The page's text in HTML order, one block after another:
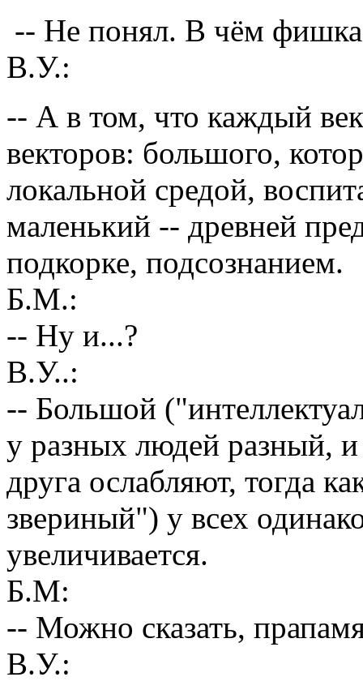
-- Не понял. В чём
В.У.:
-- А в том, что каждый
векторов: большого,
локальной средой,
маленький -- древней
подкорке, подсознанием.
Б.М.:
-- Ну и...?
В.У..:
-- Большой
у разных людей разный,
друга ослабляют, тогда
звериный") у всех
увеличивается.
Б.М:
-- Можно сказать,
В.У.: